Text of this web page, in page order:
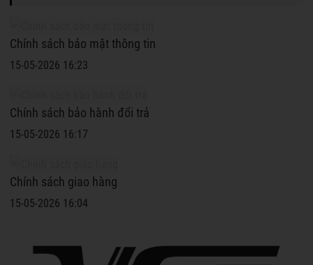
Chính sách bảo mật thông tin
15-05-2026 16:23
Chính sách bảo hành đổi trả
15-05-2026 16:17
Chính sách giao hàng
15-05-2026 16:04